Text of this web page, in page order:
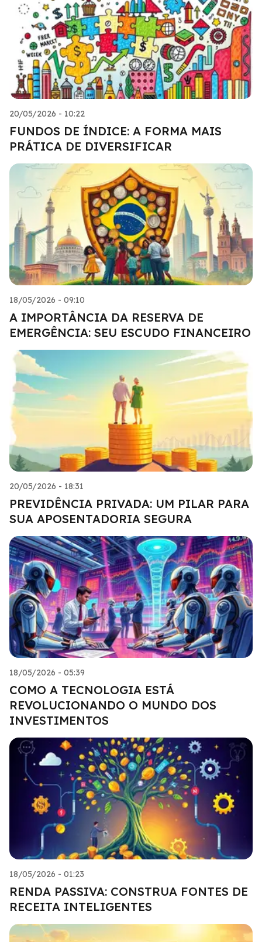
20/05/2026 - 10:22
FUNDOS DE ÍNDICE: A FORMA MAIS
PRÁTICA DE DIVERSIFICAR
18/05/2026 - 09:10
A IMPORTÂNCIA DA RESERVA DE
EMERGÊNCIA: SEU ESCUDO FINANCEIRO
20/05/2026 - 18:31
PREVIDÊNCIA PRIVADA: UM PILAR PARA
SUA APOSENTADORIA SEGURA
18/05/2026 - 05:39
COMO A TECNOLOGIA ESTÁ
REVOLUCIONANDO O MUNDO DOS
INVESTIMENTOS
18/05/2026 - 01:23
RENDA PASSIVA: CONSTRUA FONTES DE
RECEITA INTELIGENTES